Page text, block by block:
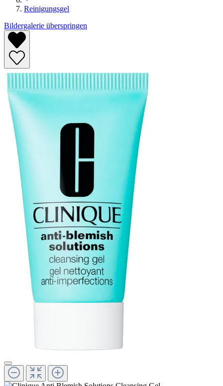
Reinigungsgel
Bildergalerie überspringen